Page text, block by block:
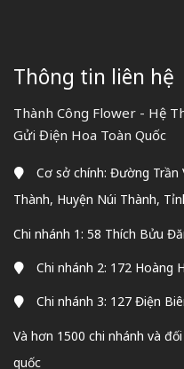
Thông tin liên hệ
Thành Công Flower - Hệ
Gửi Điện Hoa Toàn Quốc
Cơ sở chính: Đường
Thành, Huyện Núi Thành,
Chi nhánh 1: 58 Thích Bửu
Chi nhánh 2: 172 Hoàng
Chi nhánh 3: 127 Điện
Và hơn 1500 chi nhánh và
quốc